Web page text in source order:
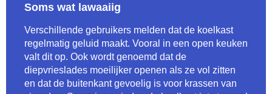
Soms wat lawaaiig
Verschillende gebruikers melden dat de koelkast
regelmatig geluid maakt. Vooral in een open keuken
valt dit op. Ook wordt genoemd dat de
diepvrieslades moeilijker openen als ze vol zitten
en dat de buitenkant gevoelig is voor krassen van